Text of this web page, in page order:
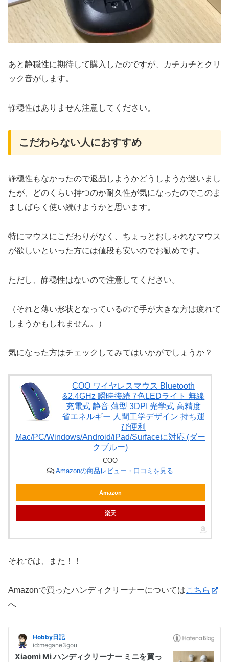
あと静穏性に期待して購入したのですが、カチカチとクリ
ック音がします。
静穏性はありません注意してください。
こだわらない人におすすめ
静穏性もなかったので返品しようかどうしようか迷いまし
たが、どのくらい持つのか耐久性が気になったのでこのま
ましばらく使い続けようかと思います。
特にマウスにこだわりがなく、ちょっとおしゃれなマウス
が欲しいといった方には値段も安いのでお勧めです。
ただし、静穏性はないので注意してください。
（それと薄い形状となっているので手が大きな方は疲れて
しまうかもしれません。）
気になった方はチェックしてみてはいかがでしょうか？
COO ワイヤレスマウス Bluetooth
&2.4GHz 瞬時接続 7色LEDライト 無線
充電式 静音 薄型 3DPI 光学式 高精度
省エネルギー 人間工学デザイン 持ち運
び便利
Mac/PC/Windows/Android/iPad/Surfaceに対応 (ダー
クブルー)
COO
Amazonの商品レビュー・口コミを見る
Amazon
楽天
それでは、また！！
Amazonで買ったハンディクリーナーについてはこちら
へ